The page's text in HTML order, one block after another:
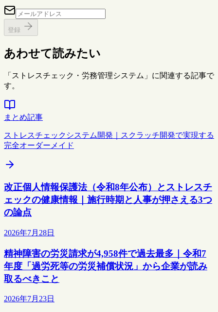
登録
あわせて読みたい
「ストレスチェック・労務管理システム」に関連する記事で
す。
まとめ記事
ストレスチェックシステム開発｜スクラッチ開発で実現する
完全オーダーメイド
改正個人情報保護法（令和8年公布）とストレスチ
ェックの健康情報｜施行時期と人事が押さえる3つ
の論点
2026年7月28日
精神障害の労災請求が4,958件で過去最多｜令和7
年度「過労死等の労災補償状況」から企業が読み
取るべきこと
2026年7月23日